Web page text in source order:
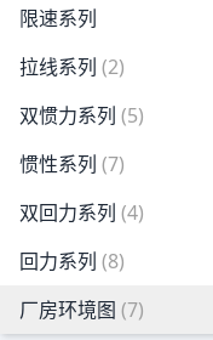
限速系列
拉线系列 (2)
双惯力系列 (5)
惯性系列 (7)
双回力系列 (4)
回力系列 (8)
厂房环境图 (7)